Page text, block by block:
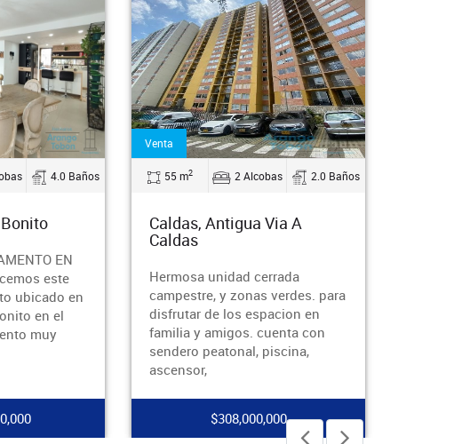
4.0 Baños
EN
este
ubicado en
en el
muy
Venta
55 m2 2 Alcobas 2.0 Baños
Caldas, Antigua Via A
Caldas
Hermosa unidad cerrada
campestre, y zonas verdes. para
disfrutar de los espacion en
familia y amigos. cuenta con
sendero peatonal, piscina,
ascensor,
$308,000,000